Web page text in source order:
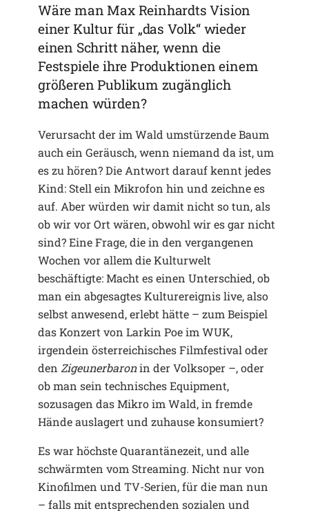
Wäre man Max Reinhardts Vision
einer Kultur für „das Volk“ wieder
einen Schritt näher, wenn die
Festspiele ihre Produktionen einem
größeren Publikum zugänglich
machen würden?
Verursacht der im Wald umstürzende Baum
auch ein Geräusch, wenn niemand da ist, um
es zu hören? Die Antwort darauf kennt jedes
Kind: Stell ein Mikrofon hin und zeichne es
auf. Aber würden wir damit nicht so tun, als
ob wir vor Ort wären, obwohl wir es gar nicht
sind? Eine Frage, die in den vergangenen
Wochen vor allem die Kulturwelt
beschäftigte: Macht es einen Unterschied, ob
man ein abgesagtes Kulturereignis live, also
selbst anwesend, erlebt hätte – zum Beispiel
das Konzert von Larkin Poe im WUK,
irgendein österreichisches Filmfestival oder
den Zigeunerbaronin der Volksoper –, oder
ob man sein technisches Equipment,
sozusagen das Mikro im Wald, in fremde
Hände auslagert und zuhause konsumiert?
Es war höchste Quarantänezeit, und alle
schwärmten vom Streaming. Nicht nur von
Kinofilmen und TV-Serien, für die man nun
– falls mit entsprechenden sozialen und